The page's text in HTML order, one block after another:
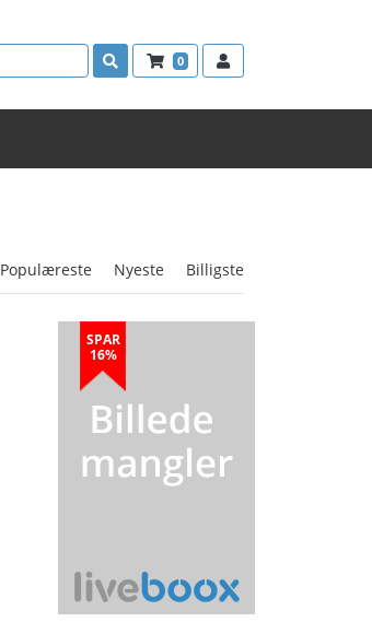
0
Populæreste Nyeste Billigste
SPAR
16%